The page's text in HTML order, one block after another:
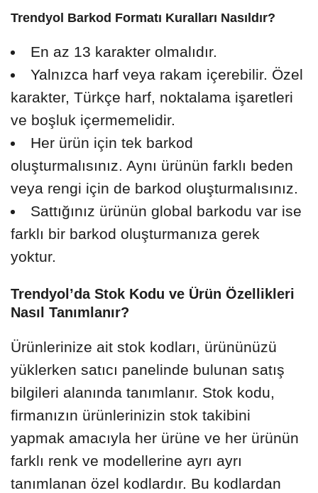
Trendyol Barkod Formatı Kuralları Nasıldır?
En az 13 karakter olmalıdır.
Yalnızca harf veya rakam içerebilir. Özel
karakter, Türkçe harf, noktalama işaretleri
ve boşluk içermemelidir.
Her ürün için tek barkod
oluşturmalısınız. Aynı ürünün farklı beden
veya rengi için de barkod oluşturmalısınız.
Sattığınız ürünün global barkodu var ise
farklı bir barkod oluşturmanıza gerek
yoktur.
Trendyol’da Stok Kodu ve Ürün Özellikleri
Nasıl Tanımlanır?
Ürünlerinize ait stok kodları, ürününüzü
yüklerken satıcı panelinde bulunan satış
bilgileri alanında tanımlanır. Stok kodu,
firmanızın ürünlerinizin stok takibini
yapmak amacıyla her ürüne ve her ürünün
farklı renk ve modellerine ayrı ayrı
tanımlanan özel kodlardır. Bu kodlardan